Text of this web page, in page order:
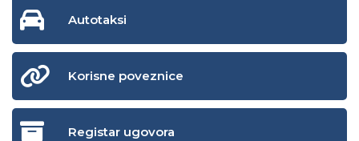
Autotaksi
Korisne poveznice
Registar ugovora